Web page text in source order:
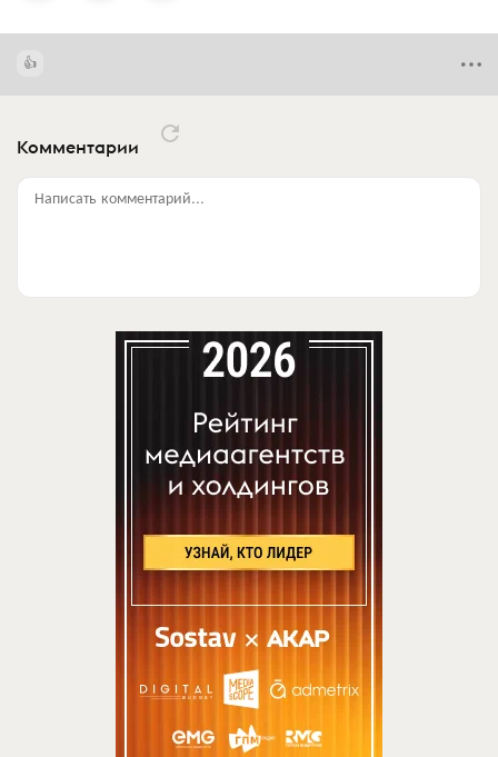
Комментарии
Написать комментарий...